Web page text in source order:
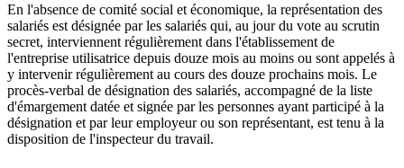
En l'absence de comité social et économique, la représentation des
salariés est désignée par les salariés qui, au jour du vote au scrutin
secret, interviennent régulièrement dans l'établissement de
l'entreprise utilisatrice depuis douze mois au moins ou sont appelés à
y intervenir régulièrement au cours des douze prochains mois. Le
procès-verbal de désignation des salariés, accompagné de la liste
d'émargement datée et signée par les personnes ayant participé à la
désignation et par leur employeur ou son représentant, est tenu à la
disposition de l'inspecteur du travail.